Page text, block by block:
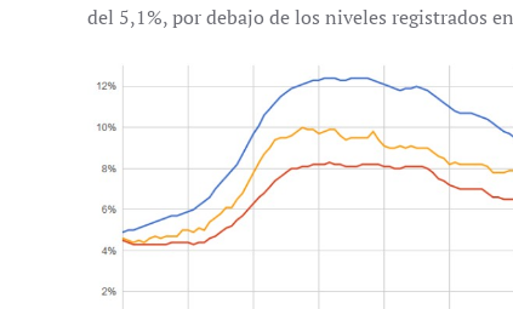
del 5,1%, por debajo de los niveles registrados